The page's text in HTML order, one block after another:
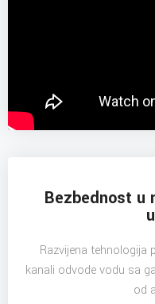
Bezbednost u
Razvijena tehnologija
kanali odvode vodu sa
od